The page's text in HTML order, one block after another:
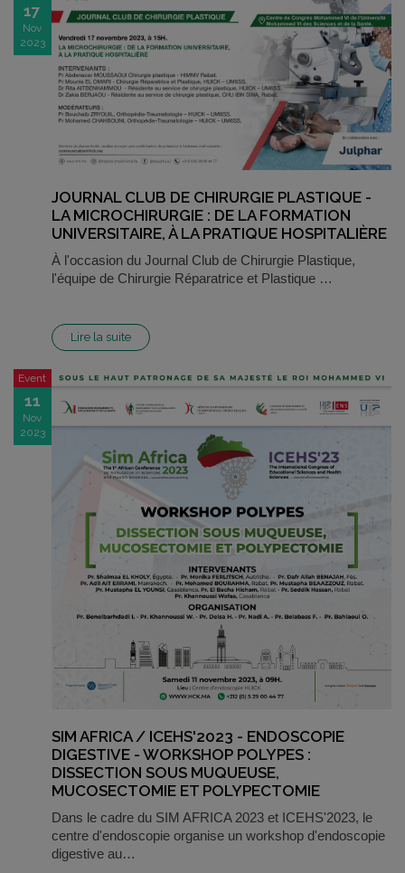
17
Nov
2023
JOURNAL CLUB DE CHIRURGIE PLASTIQUE -
LA MICROCHIRURGIE : DE LA FORMATION
UNIVERSITAIRE, À LA PRATIQUE HOSPITALIÈRE
À l'occasion du Journal Club de Chirurgie Plastique,
l'équipe de Chirurgie Réparatrice et Plastique …
Lire la suite
Event
11
Nov
2023
SIM AFRICA / ICEHS'2023 - ENDOSCOPIE
DIGESTIVE - WORKSHOP POLYPES :
DISSECTION SOUS MUQUEUSE,
MUCOSECTOMIE ET POLYPECTOMIE
Dans le cadre du SIM AFRICA 2023 et ICEHS'2023, le
centre d'endoscopie organise un workshop d'endoscopie
digestive au…